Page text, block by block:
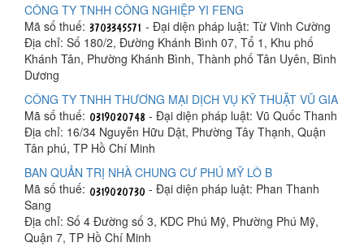
CÔNG TY TNHH CÔNG NGHIỆP YI FENG
Mã số thuế:
- Đại diện pháp luật: Từ Vinh Cường
Địa chỉ: Số 180/2, Đường Khánh Bình 07, Tổ 1, Khu phố
Khánh Tân, Phường Khánh Bình, Thành phố Tân Uyên, Bình
Dương
CÔNG TY TNHH THƯƠNG MẠI DỊCH VỤ KỸ THUẬT VŨ GIA
Mã số thuế:
- Đại diện pháp luật: Vũ Quốc Thanh
Địa chỉ: 16/34 Nguyễn Hữu Dật, Phường Tây Thạnh, Quận
Tân phú, TP Hồ Chí Minh
BAN QUẢN TRỊ NHÀ CHUNG CƯ PHÚ MỸ LÔ B
Mã số thuế:
- Đại diện pháp luật: Phan Thanh
Sang
Địa chỉ: Số 4 Đường số 3, KDC Phú Mỹ, Phường Phú Mỹ,
Quận 7, TP Hồ Chí Minh